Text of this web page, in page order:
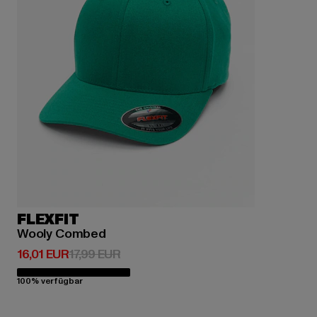
FLEXFIT
Wooly Combed
16,01 EUR
Derzeitiger Preis: 16,01 EUR
17,99 EURAktionspreis: 17,99 EUR
100% verfügbar